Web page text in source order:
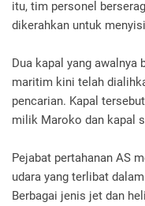
itu, tim personel
dikerahkan untuk
Dua kapal yang
maritim kini telah
pencarian. Kapal
milik Maroko dan kapal
Pejabat pertahanan AS
udara yang terlibat
Berbagai jenis jet dan